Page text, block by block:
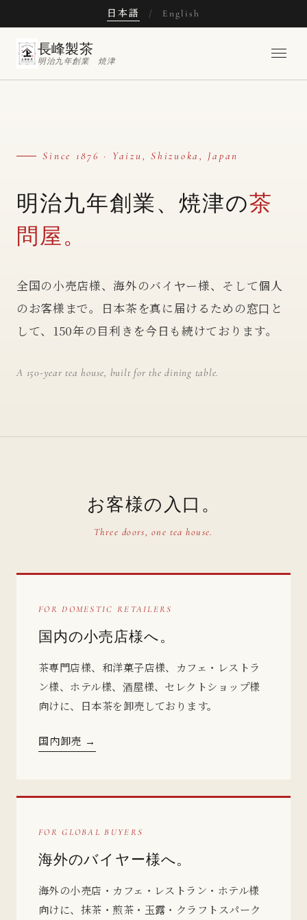
日本語 / English
長峰製茶
明治九年創業 焼津
Since 1876 · Yaizu, Shizuoka, Japan
明治九年創業、焼津の茶
問屋。
全国の小売店様、海外のバイヤー様、そして個人
のお客様まで。日本茶を真に届けるための窓口と
して、150年の目利きを今日も続けております。
A 150-year tea house, built for the dining table.
お客様の入口。
Three doors, one tea house.
FOR DOMESTIC RETAILERS
国内の小売店様へ。
茶専門店様、和洋菓子店様、カフェ・レストラ
ン様、ホテル様、酒屋様、セレクトショップ様
向けに、日本茶を卸売しております。
国内卸売 →
FOR GLOBAL BUYERS
海外のバイヤー様へ。
海外の小売店・カフェ・レストラン・ホテル様
向けに、抹茶・煎茶・玉露・クラフトスパーク